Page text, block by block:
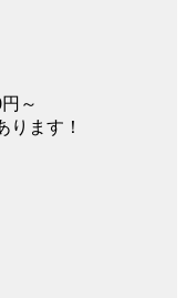
～
ます！